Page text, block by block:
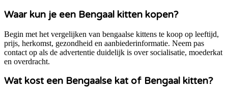
Waar kun je een Bengaal kitten kopen?
Begin met het vergelijken van bengaalse kittens te koop op leeftijd,
prijs, herkomst, gezondheid en aanbiederinformatie. Neem pas
contact op als de advertentie duidelijk is over socialisatie, moederkat
en overdracht.
Wat kost een Bengaalse kat of Bengaal kitten?